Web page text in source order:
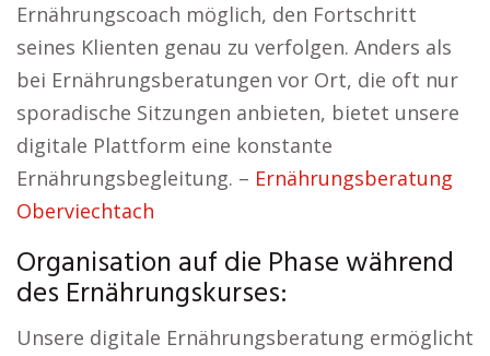
Ernährungscoach möglich, den Fortschritt
seines Klienten genau zu verfolgen. Anders als
bei Ernährungsberatungen vor Ort, die oft nur
sporadische Sitzungen anbieten, bietet unsere
digitale Plattform eine konstante
Ernährungsbegleitung. – Ernährungsberatung
Oberviechtach
Organisation auf die Phase während
des Ernährungskurses:
Unsere digitale Ernährungsberatung ermöglicht